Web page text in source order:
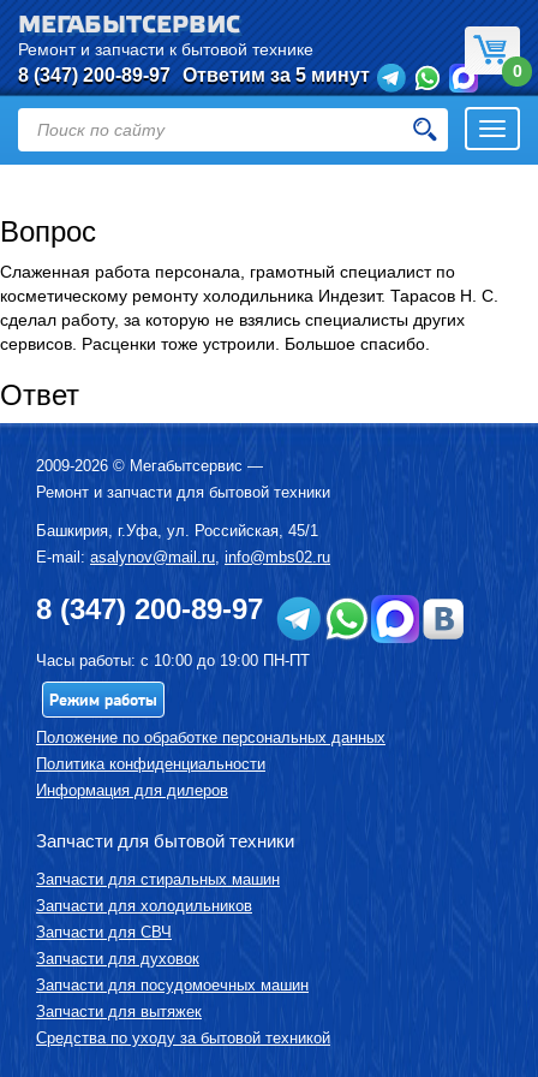
МЕГАБЫТСЕРВИС
Ремонт и запчасти к бытовой технике
8 (347) 200-89-97 Ответим за 5 минут 0
Вопрос
Слаженная работа персонала, грамотный специалист по
косметическому ремонту холодильника Индезит. Тарасов Н. С.
сделал работу, за которую не взялись специалисты других
сервисов. Расценки тоже устроили. Большое спасибо.
Ответ
2009-2026 © Мегабытсервис —
Ремонт и запчасти для бытовой техники
Башкирия, г.Уфа, ул. Российская, 45/1
E-mail: asalynov@mail.ru, info@mbs02.ru
8 (347) 200-89-97
Часы работы: с 10:00 до 19:00 ПН-ПТ
Режим работы
Положение по обработке персональных данных
Политика конфиденциальности
Информация для дилеров
Запчасти для бытовой техники
Запчасти для стиральных машин
Запчасти для холодильников
Запчасти для СВЧ
Запчасти для духовок
Запчасти для посудомоечных машин
Запчасти для вытяжек
Средства по уходу за бытовой техникой